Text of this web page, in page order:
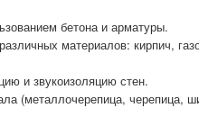
бетона и арматуры.
материалов: кирпич,
и звукоизоляцию стен.
(металлочерепица, черепица,